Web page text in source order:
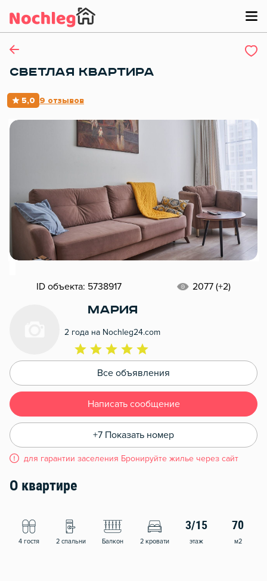
СВЕТЛАЯ КВАРТИРА
5,0 9 отзывов
ID объекта: 5738917 2077 (+2)
Мария
2 года на Nochleg24.com
Все объявления
Написать сообщение
+7 Показать номер
для гарантии заселения Бронируйте жилье через сайт
О квартире
4 гостя 2 спальни Балкон 2 кровати
3/15
этаж
70
м2